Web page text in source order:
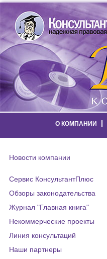
О КОМПАНИИ
Новости компании
Сервис КонсультантПлюс
Обзоры законодательства
Журнал "Главная книга"
Некоммерческие проекты
Линия консультаций
Наши партнеры